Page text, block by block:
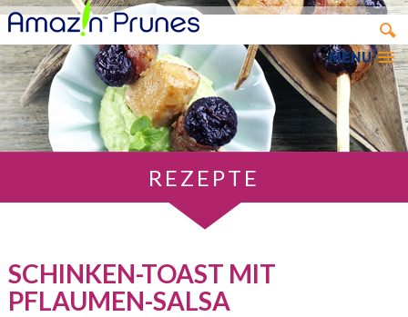
MENU
REZEPTE
SCHINKEN-TOAST MIT
PFLAUMEN-SALSA